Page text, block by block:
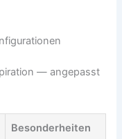
— angepasst
Besonderheiten